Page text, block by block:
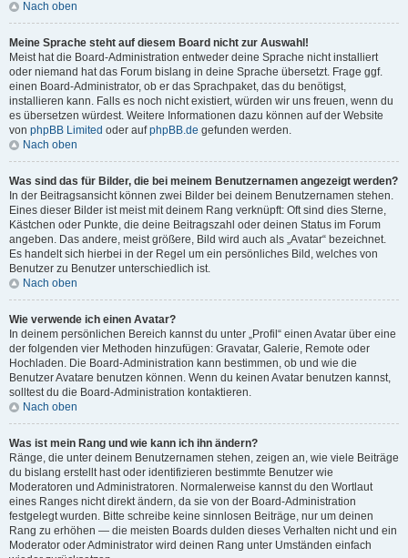
Nach oben
Meine Sprache steht auf diesem Board nicht zur Auswahl!
Meist hat die Board-Administration entweder deine Sprache nicht installiert
oder niemand hat das Forum bislang in deine Sprache übersetzt. Frage ggf.
einen Board-Administrator, ob er das Sprachpaket, das du benötigst,
installieren kann. Falls es noch nicht existiert, würden wir uns freuen, wenn du
es übersetzen würdest. Weitere Informationen dazu können auf der Website
von phpBB Limited oder aufphpBB.de gefunden werden.
Nach oben
Was sind das für Bilder, die bei meinem Benutzernamen angezeigt werden?
In der Beitragsansicht können zwei Bilder bei deinem Benutzernamen stehen.
Eines dieser Bilder ist meist mit deinem Rang verknüpft: Oft sind dies Sterne,
Kästchen oder Punkte, die deine Beitragszahl oder deinen Status im Forum
angeben. Das andere, meist größere, Bild wird auch als „Avatar“ bezeichnet.
Es handelt sich hierbei in der Regel um ein persönliches Bild, welches von
Benutzer zu Benutzer unterschiedlich ist.
Nach oben
Wie verwende ich einen Avatar?
In deinem persönlichen Bereich kannst du unter „Profil“ einen Avatar über eine
der folgenden vier Methoden hinzufügen: Gravatar, Galerie, Remote oder
Hochladen. Die Board-Administration kann bestimmen, ob und wie die
Benutzer Avatare benutzen können. Wenn du keinen Avatar benutzen kannst,
solltest du die Board-Administration kontaktieren.
Nach oben
Was ist mein Rang und wie kann ich ihn ändern?
Ränge, die unter deinem Benutzernamen stehen, zeigen an, wie viele Beiträge
du bislang erstellt hast oder identifizieren bestimmte Benutzer wie
Moderatoren und Administratoren. Normalerweise kannst du den Wortlaut
eines Ranges nicht direkt ändern, da sie von der Board-Administration
festgelegt wurden. Bitte schreibe keine sinnlosen Beiträge, nur um deinen
Rang zu erhöhen — die meisten Boards dulden dieses Verhalten nicht und ein
Moderator oder Administrator wird deinen Rang unter Umständen einfach